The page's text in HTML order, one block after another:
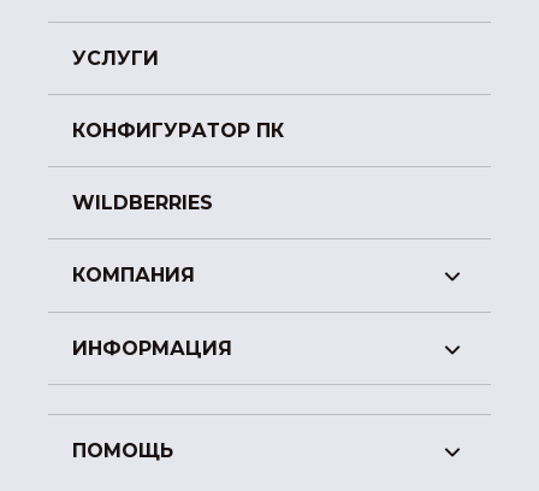
УСЛУГИ
КОНФИГУРАТОР ПК
WILDBERRIES
КОМПАНИЯ
ИНФОРМАЦИЯ
ПОМОЩЬ